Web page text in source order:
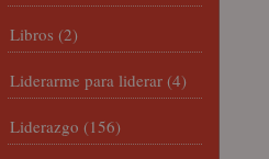
Libros (2)
Liderarme para liderar (4)
Liderazgo (156)